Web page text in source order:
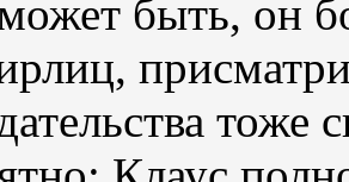
быть, он
тоже